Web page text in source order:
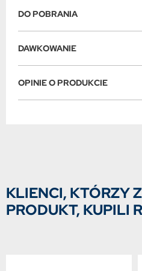
DO POBRANIA
DAWKOWANIE
OPINIE O PRODUKCIE
KLIENCI, KTÓRZY
PRODUKT, KUPILI